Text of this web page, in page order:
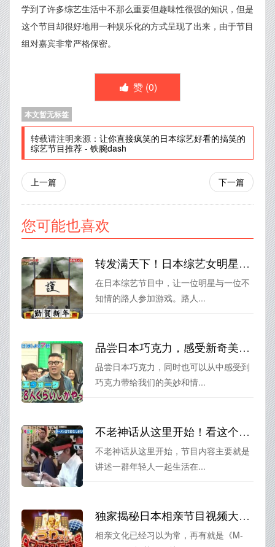
学到了许多综艺生活中不那么重要但趣味性很强的知识，但是
这个节目却很好地用一种娱乐化的方式呈现了出来，由于节目
组对嘉宾非常严格保密。
赞 (0)
本文暂无标签
转载请注明来源： 让你直接疯笑的日本综艺好看的搞笑的
综艺节目推荐 - 铁腕dash
上一篇 下一篇
您可能也喜欢
转发满天下！日本综艺女明星整蛊路人的恶搞真的是太好笑了
在日本综艺节目中，让一位明星与一位不
知情的路人参加游戏。路人...
品尝日本巧克力，感受新奇美妙！这个综艺节目叫什么？
品尝日本巧克力，同时也可以从中感受到
巧克力带给我们的美妙和情...
不老神话从这里开始！看这个日本装修节目叫什么，你就懂了
不老神话从这里开始，节目内容主要就是
讲述一群年轻人一起生活在...
独家揭秘日本相亲节目视频大全：最火爆的相亲节目都在这里
相亲文化已经习以为常，再有就是《M-